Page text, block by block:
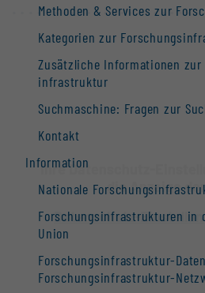
Methoden & Services zur
Kategorien zur
Zusätzliche Informationen
infrastruktur
Suchmaschine: Fragen zur
Kontakt
Information
Nationale
Forschungs­infrastrukturen in
Union
Forschungs­infrastruktur-
Forschungs­infrastruktur-
Ihre Datenschutz-
die Anzeige
Datenschutz-